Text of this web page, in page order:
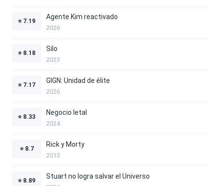
⭐ 7.19
Agente Kim reactivado
2026
⭐ 8.18
Silo
2023
⭐ 7.17
GIGN: Unidad de élite
2026
⭐ 8.33
Negocio letal
2024
⭐ 8.7
Rick y Morty
2013
⭐ 8.89
Stuart no logra salvar el Universo